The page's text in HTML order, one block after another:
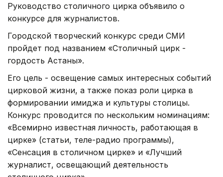
Руководство столичного цирка объявило о
конкурсе для журналистов.
Городской творческий конкурс среди СМИ
пройдет под названием «Столичный цирк -
гордость Астаны».
Его цель - освещение самых интересных событий
цирковой жизни, а также показ роли цирка в
формировании имиджа и культуры столицы.
Конкурс проводится по нескольким номинациям:
«Всемирно известная личность, работающая в
цирке» (статьи, теле-радио программы),
«Сенсация в столичном цирке» и «Лучший
журналист, освещающий деятельность